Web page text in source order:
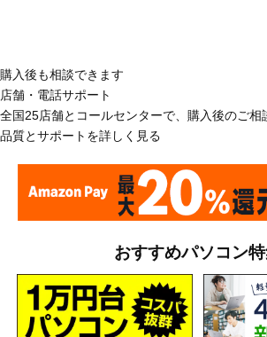
購入後も相談できます
店舗・電話サポート
全国25店舗とコールセンターで、購入後のご
品質とサポートを詳しく見る
おすすめパソコン